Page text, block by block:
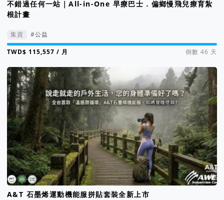
不錯過任何一站｜All-in-One 早療巴士．偏鄉慢飛兒療育紮
根計畫
集資 #公益
集資進度 116%
/ 月 倒數 46 天
A&T 石墨烯運動機能服拼貼套裝全新上市